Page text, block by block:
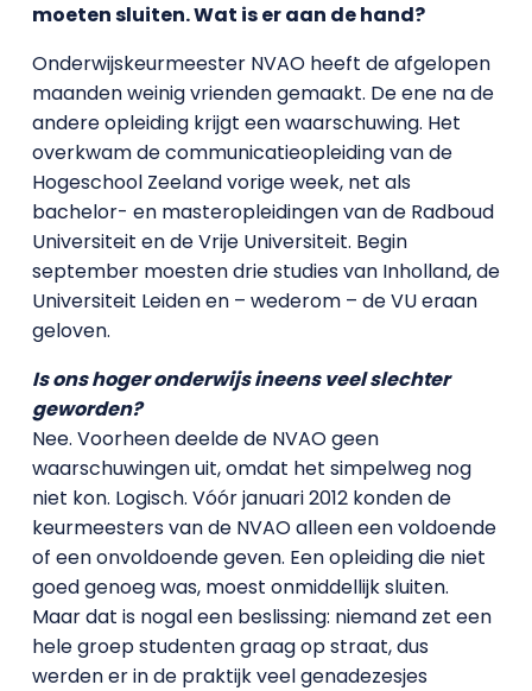
moeten sluiten. Wat is er aan de hand?
Onderwijskeurmeester NVAO heeft de afgelopen
maanden weinig vrienden gemaakt. De ene na de
andere opleiding krijgt een waarschuwing. Het
overkwam de communicatieopleiding van de
Hogeschool Zeeland vorige week, net als
bachelor- en masteropleidingen van de Radboud
Universiteit en de Vrije Universiteit. Begin
september moesten drie studies van Inholland, de
Universiteit Leiden en – wederom – de VU eraan
geloven.
Is ons hoger onderwijs ineens veel slechter
geworden?
Nee. Voorheen deelde de NVAO geen
waarschuwingen uit, omdat het simpelweg nog
niet kon. Logisch. Vóór januari 2012 konden de
keurmeesters van de NVAO alleen een voldoende
of een onvoldoende geven. Een opleiding die niet
goed genoeg was, moest onmiddellijk sluiten.
Maar dat is nogal een beslissing: niemand zet een
hele groep studenten graag op straat, dus
werden er in de praktijk veel genadezesjes